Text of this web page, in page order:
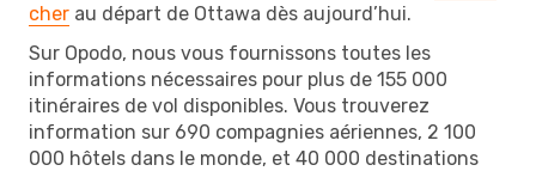
cher au départ de Ottawa dès aujourd’hui.
Sur Opodo, nous vous fournissons toutes les
informations nécessaires pour plus de 155 000
itinéraires de vol disponibles. Vous trouverez
information sur 690 compagnies aériennes, 2 100
000 hôtels dans le monde, et 40 000 destinations